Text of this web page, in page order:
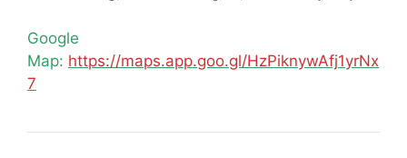
Google
Map: https://maps.app.goo.gl/HzPiknywAfj1yrNx
7